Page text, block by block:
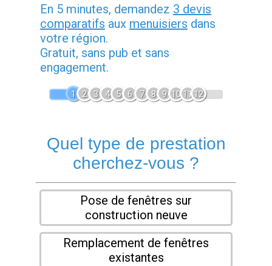
En 5 minutes, demandez 3 devis
comparatifs aux menuisiers dans
votre région.
Gratuit, sans pub et sans
engagement.
1 2 3 4 5 6 7 8 9 1011 12
Quel type de prestation
cherchez-vous ?
Pose de fenêtres sur
construction neuve
Remplacement de fenêtres
existantes